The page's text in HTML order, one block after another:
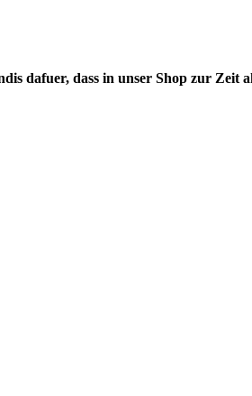
dafuer, dass in unser Shop zur